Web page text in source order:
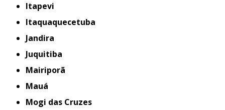
Itapevi
Itaquaquecetuba
Jandira
Juquitiba
Mairiporã
Mauá
Mogi das Cruzes